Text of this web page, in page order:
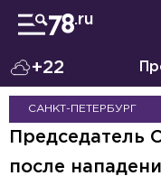
+22
САНКТ-ПЕТЕРБУРГ
Председатель
после